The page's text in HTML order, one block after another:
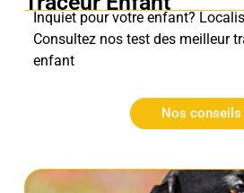
Inquiet pour votre enfant?
Consultez nos test des meilleur
enfant
Nos conseils